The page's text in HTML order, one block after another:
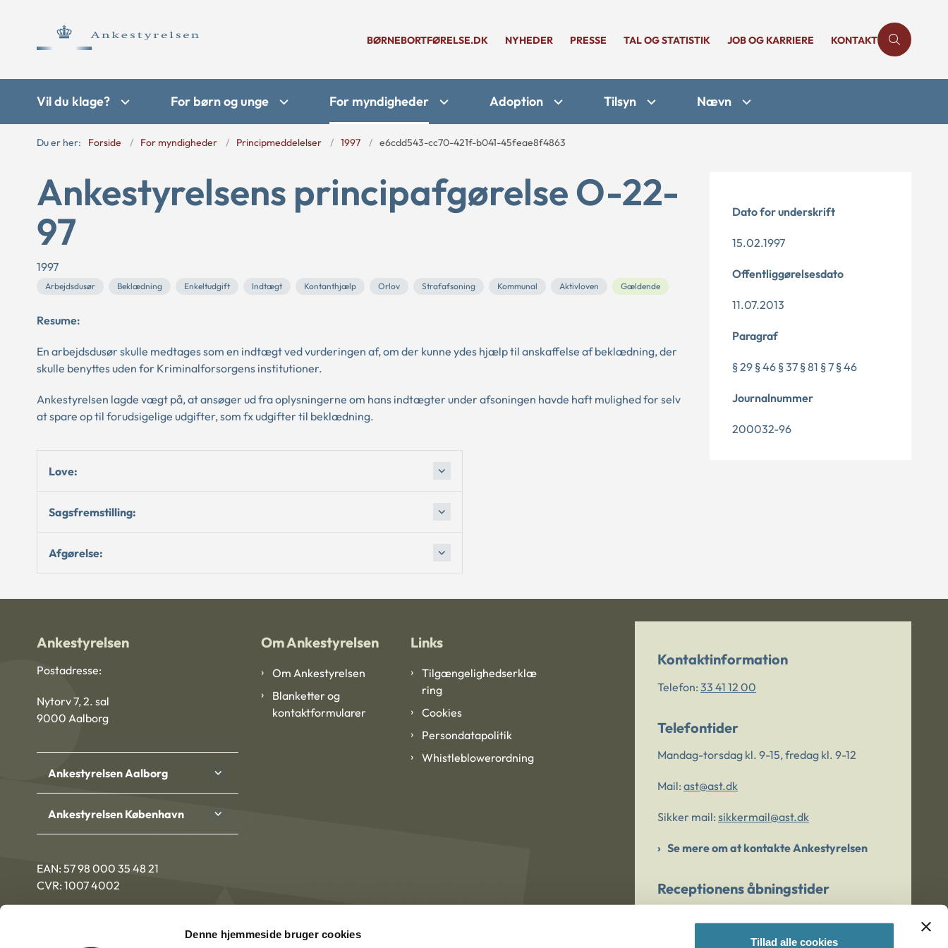
Denne hjemmeside bruger cookies
Tillad alle cookies
BØRNEBORTFØRELSE.DK NYHEDER PRESSE TAL OG STATISTIK JOB OG KARRIERE KONTAKT
Vil du klage? For børn og unge For myndigheder Adoption Tilsyn Nævn
Du er her: Forside For myndigheder Principmeddelelser 1997 e6cdd543-cc70-421f-b041-45feae8f4863
Ankestyrelsens principafgørelse O-22-
97
1997
Arbejdsdusør Beklædning Enkeltudgift Indtægt Kontanthjælp Orlov Strafafsoning Kommunal Aktivloven Gældende
Resume:
En arbejdsdusør skulle medtages som en indtægt ved vurderingen af, om der kunne ydes hjælp til anskaffelse af beklædning, der
skulle benyttes uden for Kriminalforsorgens institutioner.
Ankestyrelsen lagde vægt på, at ansøger ud fra oplysningerne om hans indtægter under afsoningen havde haft mulighed for selv
at spare op til forudsigelige udgifter, som fx udgifter til beklædning.
Love:
Sagsfremstilling:
Afgørelse:
Dato for underskrift
15.02.1997
Offentliggørelsesdato
11.07.2013
Paragraf
§ 29 § 46 § 37 § 81 § 7 § 46
Journalnummer
200032-96
Ankestyrelsen
Postadresse:
Nytorv 7, 2. sal
9000 Aalborg
Ankestyrelsen Aalborg
Ankestyrelsen København
EAN: 57 98 000 35 48 21
CVR: 1007 4002
Om Ankestyrelsen
Om Ankestyrelsen
Blanketter og
kontaktformularer
Links
Tilgængelighedserklæ
ring
Cookies
Persondatapolitik
Whistleblowerordning
Kontaktinformation
Telefon: 33 41 12 00
Telefontider
Mandag-torsdag kl. 9-15, fredag kl. 9-12
Mail: ast@ast.dk
Sikker mail: sikkermail@ast.dk
Se mere om at kontakte Ankestyrelsen
Receptionens åbningstider